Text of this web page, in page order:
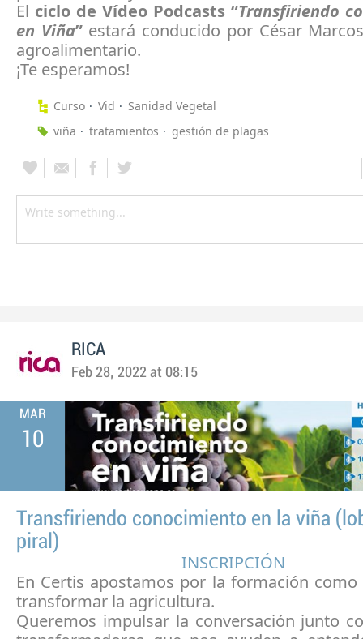
El ciclo de Vídeo Podcasts “Transfiriendo
en Viña”estará conducido por César
agroalimentario.
¡Te esperamos!
Curso Vid
Sanidad Vegetal
viña
tratamientos gestión de plagas
RICA
Feb 28, 2022 at 08:15
MAR
10
Transfiriendo conocimiento en la viña
piral)
INSCRIPCIÓN
En Certis apostamos por la formación
transformar la agricultura.
Queremos impulsar la conversación junto